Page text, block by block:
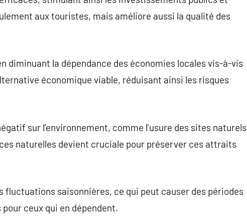
aux touristes, mais améliore aussi la qualité des
diminuant la dépendance des économies locales vis-à-vis
économique viable, réduisant ainsi les risques
sur l’environnement, comme l’usure des sites naturels
naturelles devient cruciale pour préserver ces attraits
saisonnières, ce qui peut causer des périodes
ceux qui en dépendent.